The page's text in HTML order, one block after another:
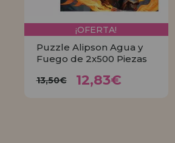
¡OFERTA!
Puzzle Alipson Agua y
Fuego de 2x500 Piezas
13,50€ 12,83€